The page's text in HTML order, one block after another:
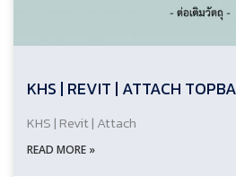
KHS | REVIT | ATTACH
KHS | Revit | Attach
READ MORE »